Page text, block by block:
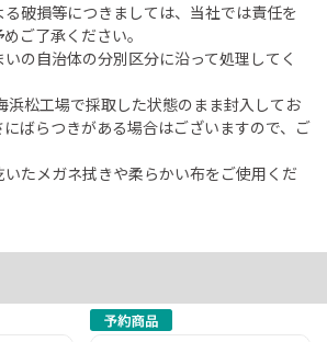
る破損等につきましては、当社では責任を
ご了承ください。
いの自治体の分別区分に沿って処理してく
浜松工場で採取した状態のまま封入してお
ばらつきがある場合はございますので、ご
いたメガネ拭きや柔らかい布をご使用くだ